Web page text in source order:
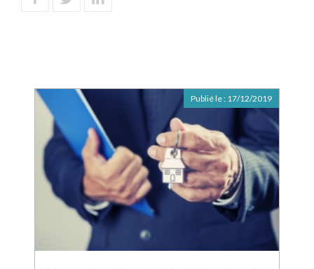
Publié le : 17/12/2019